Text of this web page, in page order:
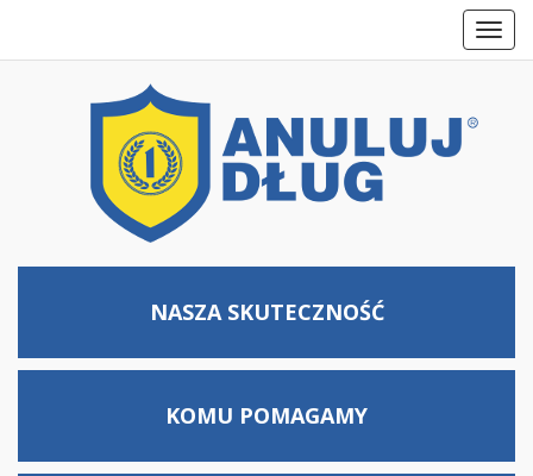
NASZA SKUTECZNOŚĆ
KOMU POMAGAMY